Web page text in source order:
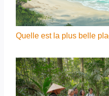
Quelle est la plus belle